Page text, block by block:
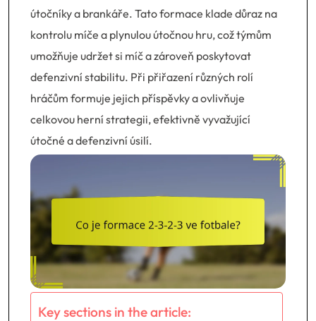
útočníky a brankáře. Tato formace klade důraz na
kontrolu míče a plynulou útočnou hru, což týmům
umožňuje udržet si míč a zároveň poskytovat
defenzivní stabilitu. Při přiřazení různých rolí
hráčům formuje jejich příspěvky a ovlivňuje
celkovou herní strategii, efektivně vyvažující
útočné a defenzivní úsilí.
Key sections in the article: